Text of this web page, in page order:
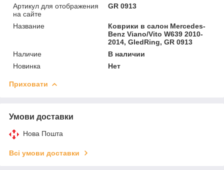
Артикул для отображения
на сайте
GR 0913
Название
Коврики в салон Mercedes-
Benz Viano/Vito W639 2010-
2014, GledRing, GR 0913
Наличие
В наличии
Новинка
Нет
Приховати
Умови доставки
Нова Пошта
Всі умови доставки